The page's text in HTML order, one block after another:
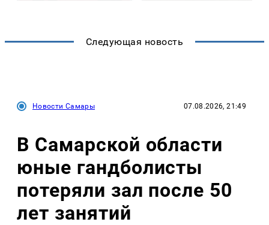
Следующая новость
Новости Самары 07.08.2026, 21:49
В Самарской области
юные гандболисты
потеряли зал после 50
лет занятий